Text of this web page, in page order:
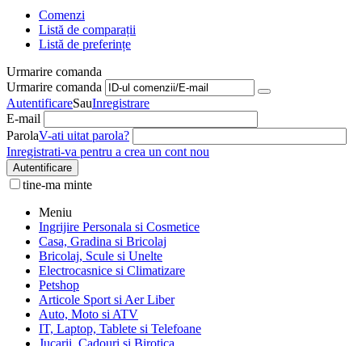
Comenzi
Listă de comparații
Listă de preferințe
Urmarire comanda
Urmarire comanda
AutentificareSauInregistrare
E-mail
ParolaV-ati uitat parola?
Inregistrati-va pentru a crea un cont nou
Autentificare
tine-ma minte
Meniu
Ingrijire Personala si Cosmetice
Casa, Gradina si Bricolaj
Bricolaj, Scule si Unelte
Electrocasnice si Climatizare
Petshop
Articole Sport si Aer Liber
Auto, Moto si ATV
IT, Laptop, Tablete si Telefoane
Jucarii, Cadouri si Birotica